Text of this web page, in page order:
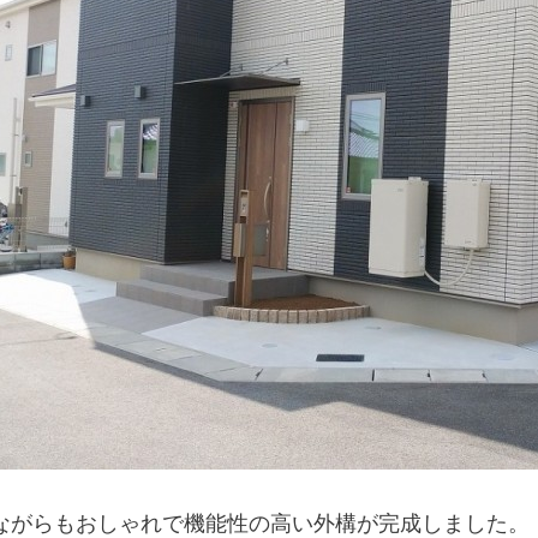
がらもおしゃれで機能性の高い外構が完成しました。